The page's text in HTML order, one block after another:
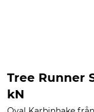
Tree Runner
kN